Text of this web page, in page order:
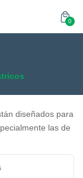
0
diseñados para
las de